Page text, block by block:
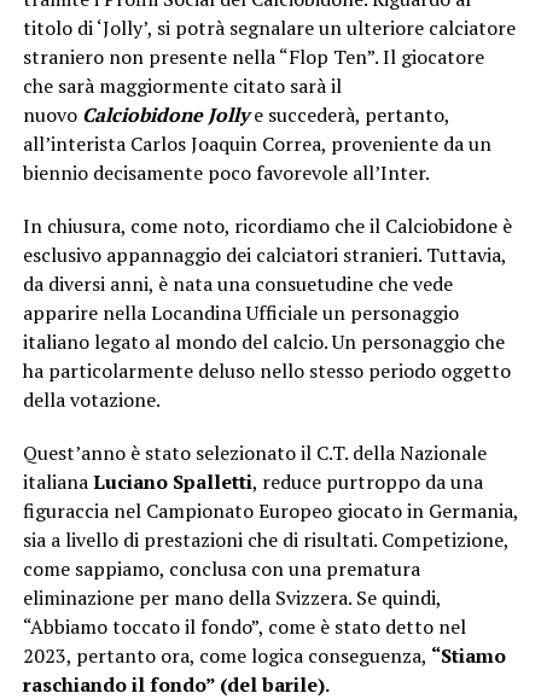
titolo di ‘Jolly’, si potrà segnalare un ulteriore calciatore
straniero non presente nella “Flop Ten”. Il giocatore
che sarà maggiormente citato sarà il
nuovo Calciobidone Jollye succederà, pertanto,
all’interista Carlos Joaquin Correa, proveniente da un
biennio decisamente poco favorevole all’Inter.
In chiusura, come noto, ricordiamo che il Calciobidone è
esclusivo appannaggio dei calciatori stranieri. Tuttavia,
da diversi anni, è nata una consuetudine che vede
apparire nella Locandina Ufficiale un personaggio
italiano legato al mondo del calcio. Un personaggio che
ha particolarmente deluso nello stesso periodo oggetto
della votazione.
Quest’anno è stato selezionato il C.T. della Nazionale
italianaLuciano Spalletti, reduce purtroppo da una
figuraccia nel Campionato Europeo giocato in Germania,
sia a livello di prestazioni che di risultati. Competizione,
come sappiamo, conclusa con una prematura
eliminazione per mano della Svizzera. Se quindi,
“Abbiamo toccato il fondo”, come è stato detto nel
2023, pertanto ora, come logica conseguenza, “Stiamo
raschiando il fondo” (del barile).